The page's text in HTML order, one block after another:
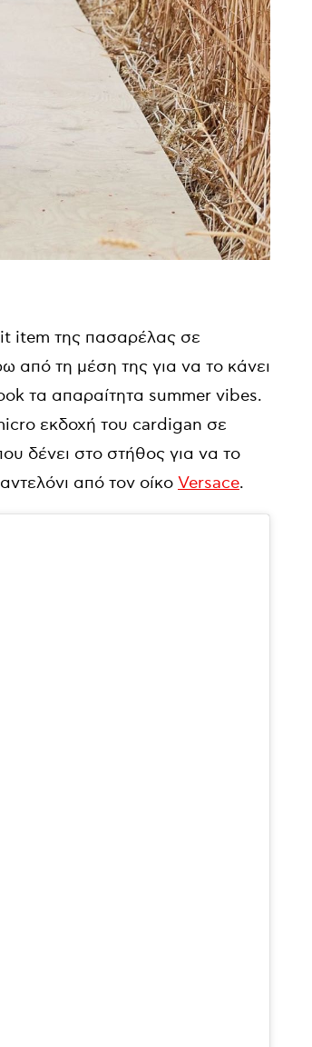
item της πασαρέλας σε
από τη μέση της για να το κάνει
τα απαραίτητα summer vibes.
εκδοχή του cardigan σε
δένει στο στήθος για να το
από τον οίκο Versace.